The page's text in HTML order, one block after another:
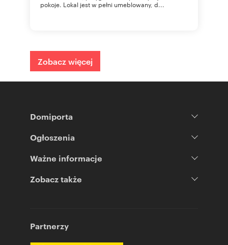
pokoje. Lokal jest w pełni umeblowany, d...
Zobacz więcej
Domiporta
Ogłoszenia
Ważne informacje
Zobacz także
Partnerzy